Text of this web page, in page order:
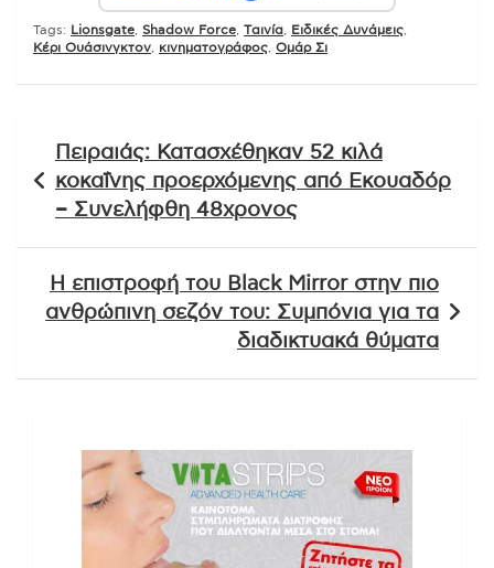
Tags: Lionsgate Shadow Force Tαινία Ειδικές Δυνάμεις
Κέρι Ουάσινγκτον
κινηματογράφος Ομάρ Σι
άρθρων
Πειραιάς: Κατασχέθηκαν 52 κιλά
κοκαΐνης προερχόμενης από Εκουαδόρ
– Συνελήφθη 48χρονος
Η επιστροφή του Black Mirror στην πιο
ανθρώπινη σεζόν του: Συμπόνια για τα
διαδικτυακά θύματα